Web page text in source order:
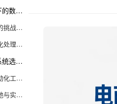
二、电商业务场景下的数据采集与处理技巧
1. 多平台数据采集的挑战与落地方法
2. 数据清洗与标准化处理的实操细节
三、自动化工具与系统选型建议
1. 电商财务报表自动化工具的选择逻辑
2. 自动化工具的落地与实际操作细节